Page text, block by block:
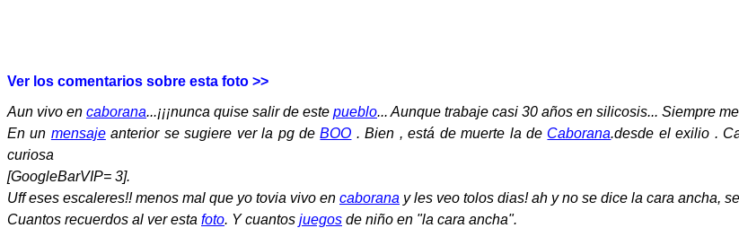
Ver los comentarios sobre esta foto >>
Aun vivo en caborana...¡¡¡nunca quise salir de este pueblo... Aunque trabaje casi 30 años en silicosis... Siempre
En un mensajeanterior se sugiere ver la pg deBOO . Bien , está de muerte la de Caborana.desde el exilio .
curiosa
[GoogleBarVIP= 3].
Uff eses escaleres!! menos mal que yo tovia vivo en caborana y les veo tolos dias! ah y no se dice la cara ancha,
Cuantos recuerdos al ver esta foto. Y cuantos juegos de niño en "la cara ancha".